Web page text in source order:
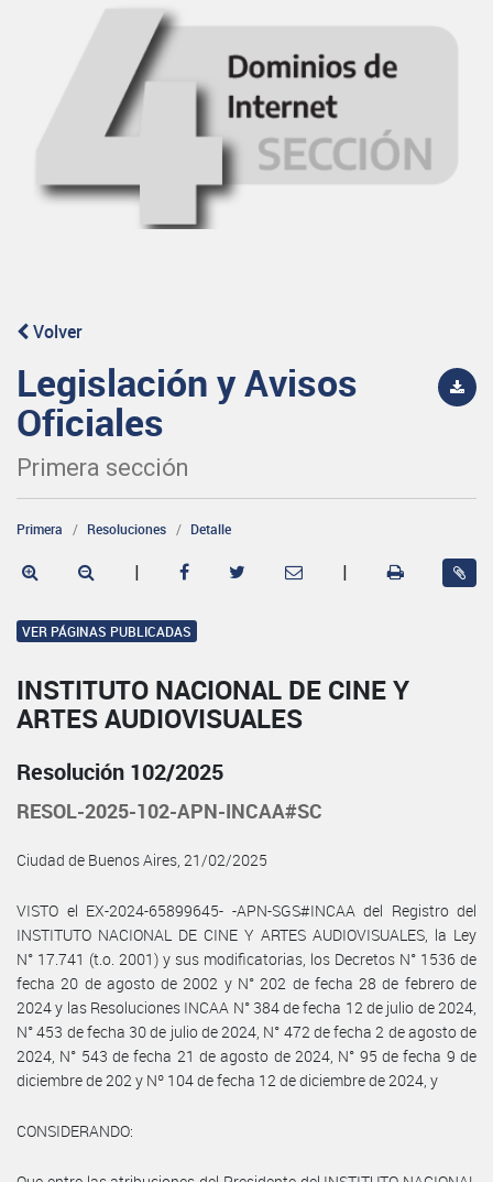
Volver
Legislación y Avisos
Oficiales
Primera sección
Primera Resoluciones Detalle
| |
VER PÁGINAS PUBLICADAS
INSTITUTO NACIONAL DE CINE Y
ARTES AUDIOVISUALES
Resolución 102/2025
RESOL-2025-102-APN-INCAA#SC
Ciudad de Buenos Aires, 21/02/2025
VISTO el EX-2024-65899645- -APN-SGS#INCAA del Registro del
INSTITUTO NACIONAL DE CINE Y ARTES AUDIOVISUALES, la Ley
N° 17.741 (t.o. 2001) y sus modificatorias, los Decretos N° 1536 de
fecha 20 de agosto de 2002 y N° 202 de fecha 28 de febrero de
2024 y las Resoluciones INCAA N° 384 de fecha 12 de julio de 2024,
N° 453 de fecha 30 de julio de 2024, N° 472 de fecha 2 de agosto de
2024, N° 543 de fecha 21 de agosto de 2024, N° 95 de fecha 9 de
diciembre de 202 y Nº 104 de fecha 12 de diciembre de 2024, y
CONSIDERANDO: